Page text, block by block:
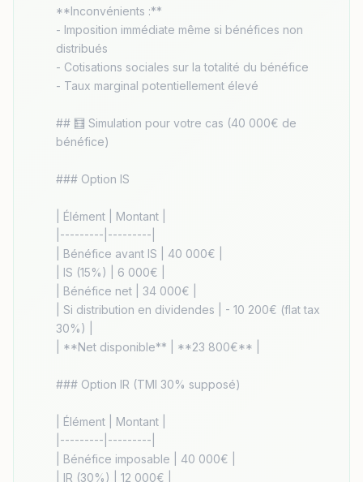
**Inconvénients :**
- Imposition immédiate même si bénéfices non
distribués
- Cotisations sociales sur la totalité du bénéfice
- Taux marginal potentiellement élevé
## 🧮 Simulation pour votre cas (40 000€ de
bénéfice)
### Option IS
| Élément | Montant |
|---------|---------|
| Bénéfice avant IS | 40 000€ |
| IS (15%) | 6 000€ |
| Bénéfice net | 34 000€ |
| Si distribution en dividendes | - 10 200€ (flat tax
30%) |
| **Net disponible** | **23 800€** |
### Option IR (TMI 30% supposé)
| Élément | Montant |
|---------|---------|
| Bénéfice imposable | 40 000€ |
| IR (30%) | 12 000€ |